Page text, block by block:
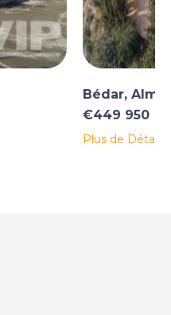
Bédar,
€449 950
Plus de Détails